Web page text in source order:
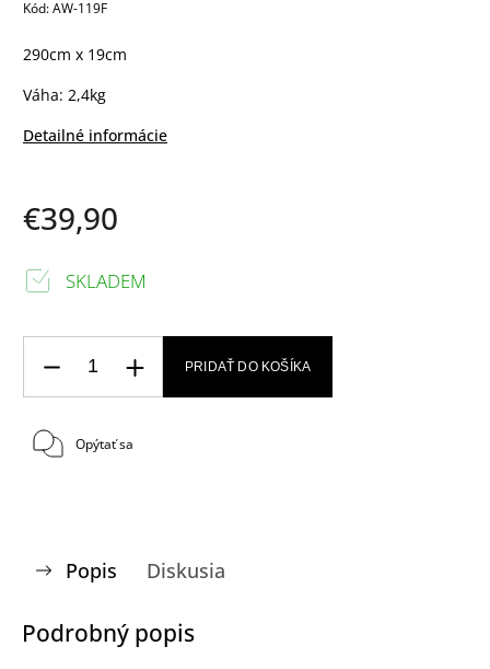
Kód:AW-119F
290cm x 19cm
Váha: 2,4kg
Detailné informácie
€39,90
SKLADEM
PRIDAŤ DO KOŠÍKA
Opýtať sa
Popis Diskusia
Podrobný popis